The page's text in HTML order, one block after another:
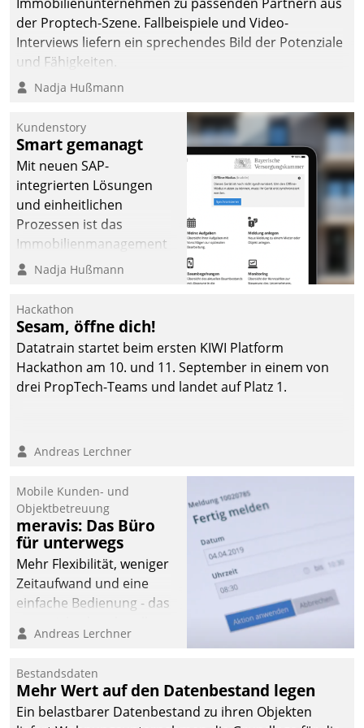
der Proptech-Szene. Fallbeispiele und Video-
Interviews liefern ein sprechendes Bild der Potenziale
und Fähigkeiten.
Nadja Hußmann
Kundenstory
Smart gemanagt
Mit neuen SAP-
integrierten Lösungen
und einheitlichen
Prozessen ist das
Immobilienmanagement
der Bayerischen
Ressort Kapitalanlage für
künftige Aufgaben und
Herausforderungen
gerüstet.
Nadja Hußmann
Hackathon
Sesam, öffne dich!
Datatrain startet beim ersten KIWI Platform
Hackathon am 10. und 11. September in einem von
drei PropTech-Teams und landet auf Platz 1.
Andreas Lerchner
Mobile Kunden- und
Objektbetreuung
meravis: Das Büro
für unterwegs
Mehr Flexibilität, weniger
Zeitaufwand und eine
einfache Bedienung - das
Cockpit für mobile
Datatrain. Die meravis
Wohnungsbau- und
Immobilien GmbH hat
Andreas Lerchner
Bestandsdaten
Mehr Wert auf den Datenbestand legen
Ein belastbarer Datenbestand zu ihren Objekten